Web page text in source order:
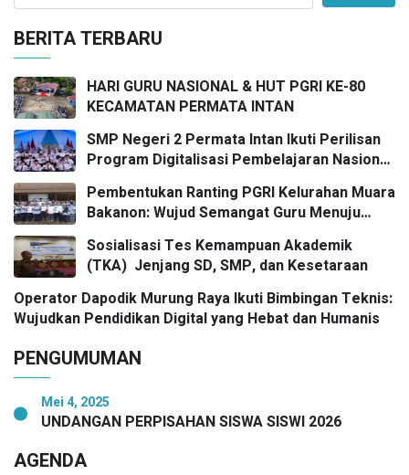
BERITA TERBARU
HARI GURU NASIONAL & HUT PGRI KE-80
KECAMATAN PERMATA INTAN
SMP Negeri 2 Permata Intan Ikuti Perilisan
Program Digitalisasi Pembelajaran Nasional
Pembentukan Ranting PGRI Kelurahan Muara
Bakanon: Wujud Semangat Guru Menuju
Sosialisasi Tes Kemampuan Akademik
(TKA) Jenjang SD, SMP, dan Kesetaraan
Operator Dapodik Murung Raya Ikuti Bimbingan Teknis:
Wujudkan Pendidikan Digital yang Hebat dan Humanis
PENGUMUMAN
Mei 4, 2025
UNDANGAN PERPISAHAN SISWA SISWI 2026
AGENDA